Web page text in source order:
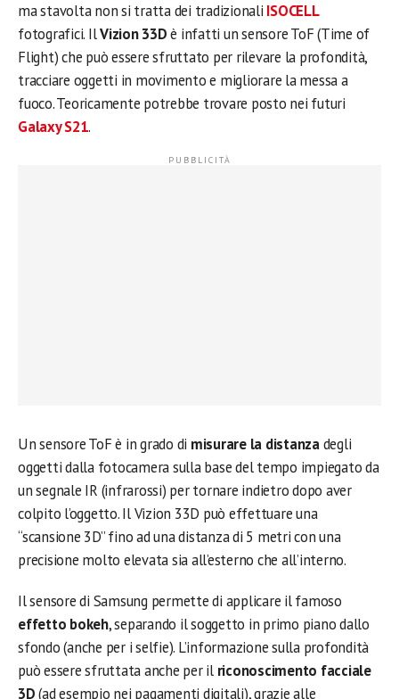
ma stavolta non si tratta dei tradizionali ISOCELL
fotografici. IlVizion 33Dè infatti un sensore ToF (Time of
Flight) che può essere sfruttato per rilevare la profondità,
tracciare oggetti in movimento e migliorare la messa a
fuoco. Teoricamente potrebbe trovare posto nei futuri
Galaxy S21.
Un sensore ToF è in grado di misurare la distanzadegli
oggetti dalla fotocamera sulla base del tempo impiegato da
un segnale IR (infrarossi) per tornare indietro dopo aver
colpito l’oggetto. Il Vizion 33D può effettuare una
“scansione 3D” fino ad una distanza di 5 metri con una
precisione molto elevata sia all’esterno che all’interno.
Il sensore di Samsung permette di applicare il famoso
effetto bokeh, separando il soggetto in primo piano dallo
sfondo (anche per i selfie). L’informazione sulla profondità
può essere sfruttata anche per il riconoscimento facciale
3D(ad esempio nei pagamenti digitali), grazie alle